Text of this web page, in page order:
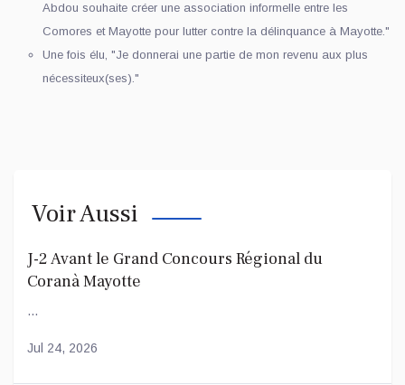
Abdou souhaite créer une association informelle entre les
Comores et Mayotte pour lutter contre la délinquance à Mayotte."
Une fois élu, "Je donnerai une partie de mon revenu aux plus
nécessiteux(ses)."
Voir Aussi
J-2 Avant le Grand Concours Régional du
Coranà Mayotte
...
Jul 24, 2026